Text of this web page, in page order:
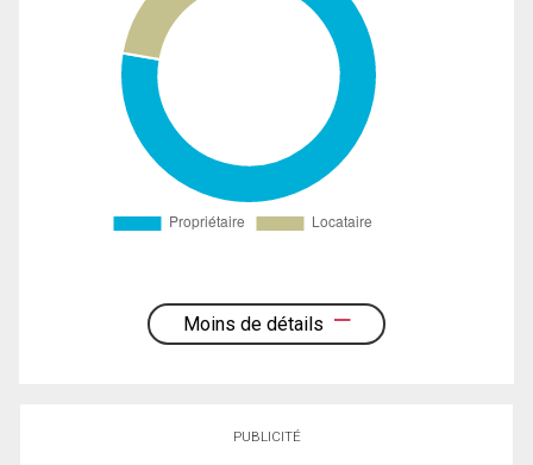
Moins de détails
PUBLICITÉ